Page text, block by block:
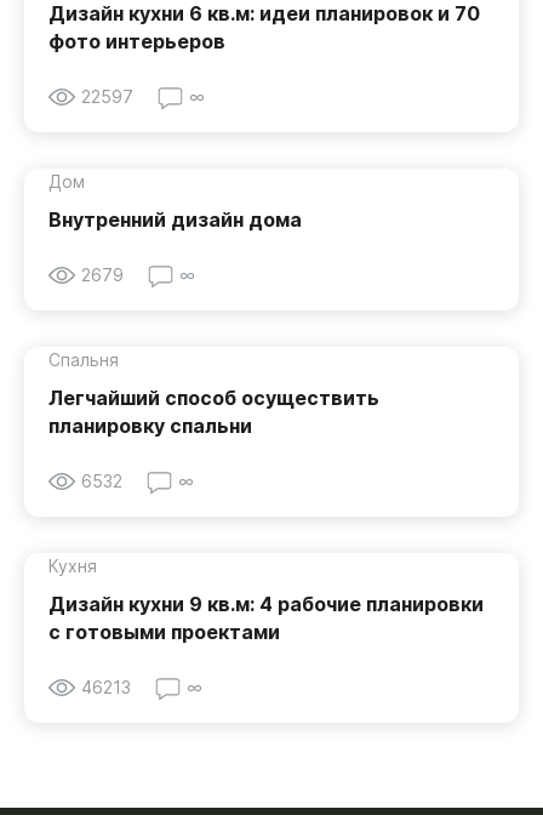
Дизайн кухни 6 кв.м: идеи планировок и 70
фото интерьеров
22597 ∞
Дом
Внутренний дизайн дома
2679 ∞
Спальня
Легчайший способ осуществить
планировку спальни
6532 ∞
Кухня
Дизайн кухни 9 кв.м: 4 рабочие планировки
с готовыми проектами
46213 ∞